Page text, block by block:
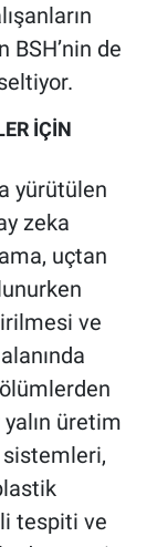
de
İÇİN
yürütülen
zeka
uçtan
ve
üretim
tespiti ve